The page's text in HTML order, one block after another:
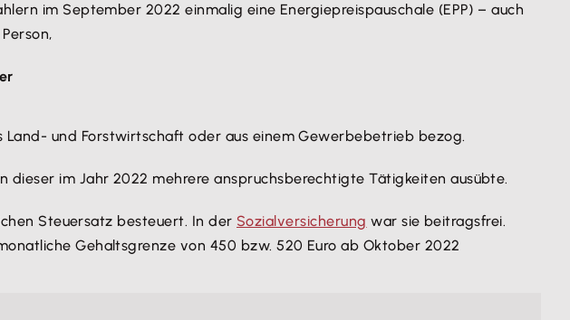
im September 2022 einmalig eine Energiepreispauschale (EPP) – auch
und Forstwirtschaft oder aus einem Gewerbebetrieb bezog.
dieser im Jahr 2022 mehrere anspruchsberechtigte Tätigkeiten ausübte.
Steuersatz besteuert. In der Sozialversicherung war sie beitragsfrei.
Gehaltsgrenze von 450 bzw. 520 Euro ab Oktober 2022